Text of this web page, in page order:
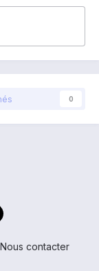
0
Nous contacter